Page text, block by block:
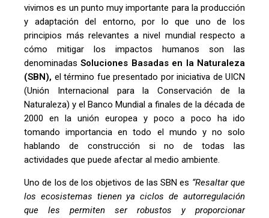
vivimos es un punto muy importante para la producción
y adaptación del entorno, por lo que uno de los
principios más relevantes a nivel mundial respecto a
cómo mitigar los impactos humanos son las
denominadasSoluciones Basadas en la Naturaleza
(SBN), el término fue presentado por iniciativa de UICN
(Unión Internacional para la Conservación de la
Naturaleza) y el Banco Mundial a finales de la década de
2000 en la unión europea y poco a poco ha ido
tomando importancia en todo el mundo y no solo
hablando de construcción si no de todas las
actividades que puede afectar al medio ambiente.
Uno de los de los objetivos de las SBN es “Resaltar que
los ecosistemas tienen ya ciclos de autorregulación
que les permiten ser robustos y proporcionar